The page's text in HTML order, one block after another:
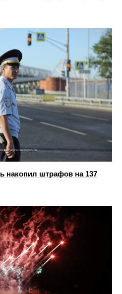
накопил штрафов на 137